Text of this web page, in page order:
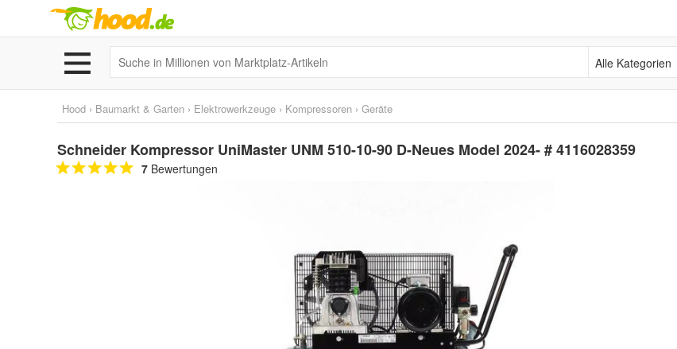
Alle Kategorien
Hood › Baumarkt & Garten › Elektrowerkzeuge › Kompressoren › Geräte
Schneider Kompressor UniMaster UNM 510-10-90 D-Neues Model 2024- # 4116028359
7 Bewertungen